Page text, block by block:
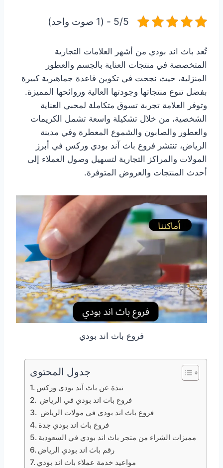
5/5 - (1 صوت واحد)
تُعد باث اند بودي من أشهر العلامات التجارية
المتخصصة في منتجات العناية بالجسم والعطور
المنزلية، حيث نجحت في تكوين قاعدة جماهيرية كبيرة
بفضل تنوع منتجاتها وجودتها العالية وروائحها المميزة.
وتوفر العلامة تجربة تسوق متكاملة لمحبي العناية
الشخصية، من خلال تشكيلة واسعة تشمل الكريمات
والعطور والصابون والشموع المعطرة وفي مدينة
الرياض، تنتشر فروع باث آند بودي وركس في أبرز
المولات والمراكز التجارية لتسهيل وصول العملاء إلى
أحدث المنتجات والعروض المتوفرة.
فروع باث اند بودي
جدول المحتوى
نبذة عن باث آند بودي وركس
فروع باث اند بودي في الرياض
فروع باث اند بودي في مولات الرياض
فروع باث اند بودي جدة
مميزات الشراء من متجر باث اند بودي في السعودية
رقم باث اند بودي الرياض
مواعيد خدمة عملاء باث اند بودي